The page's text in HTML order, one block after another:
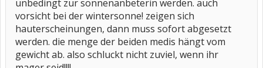
unbedingt zur sonnenanbeterin werden. auch
vorsicht bei der wintersonne! zeigen sich
hauterscheinungen, dann muss sofort abgesetzt
werden. die menge der beiden medis hängt vom
gewicht ab. also schluckt nicht zuviel, wenn ihr